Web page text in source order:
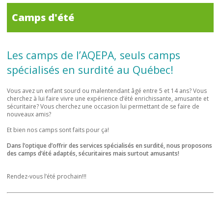
Camps d'été
Les camps de l’AQEPA, seuls camps
spécialisés en surdité au Québec!
Vous avez un enfant sourd ou malentendant âgé entre 5 et 14 ans? Vous
cherchez à lui faire vivre une expérience d’été enrichissante, amusante et
sécuritaire? Vous cherchez une occasion lui permettant de se faire de
nouveaux amis?
Et bien nos camps sont faits pour ça!
Dans l’optique d’offrir des services spécialisés en surdité, nous proposons
des camps d’été adaptés, sécuritaires mais surtout amusants!
Rendez-vous l’été prochain!!!